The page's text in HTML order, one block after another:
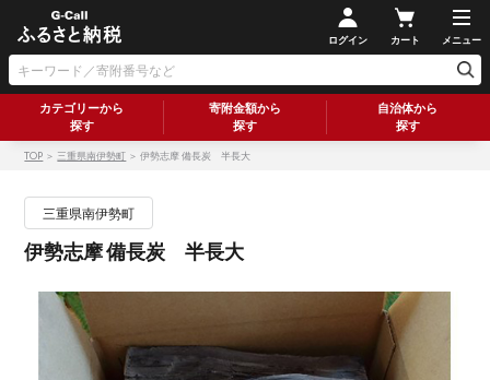
ログイン カート メニュー
カテゴリーから
探す
寄附金額から
探す
自治体から
探す
TOP ＞ 三重県南伊勢町 ＞ 伊勢志摩 備長炭 半長大
三重県南伊勢町
伊勢志摩 備長炭 半長大